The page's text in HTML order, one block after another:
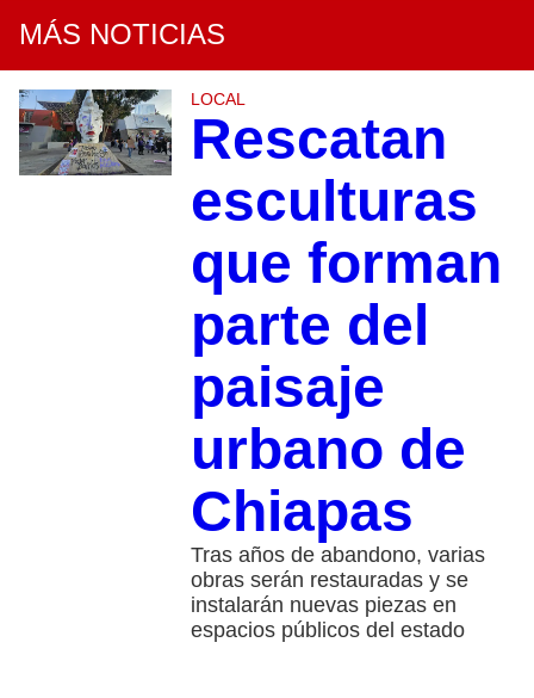
MÁS NOTICIAS
LOCAL
Rescatan
esculturas
que forman
parte del
paisaje
urbano de
Chiapas
Tras años de abandono, varias
obras serán restauradas y se
instalarán nuevas piezas en
espacios públicos del estado